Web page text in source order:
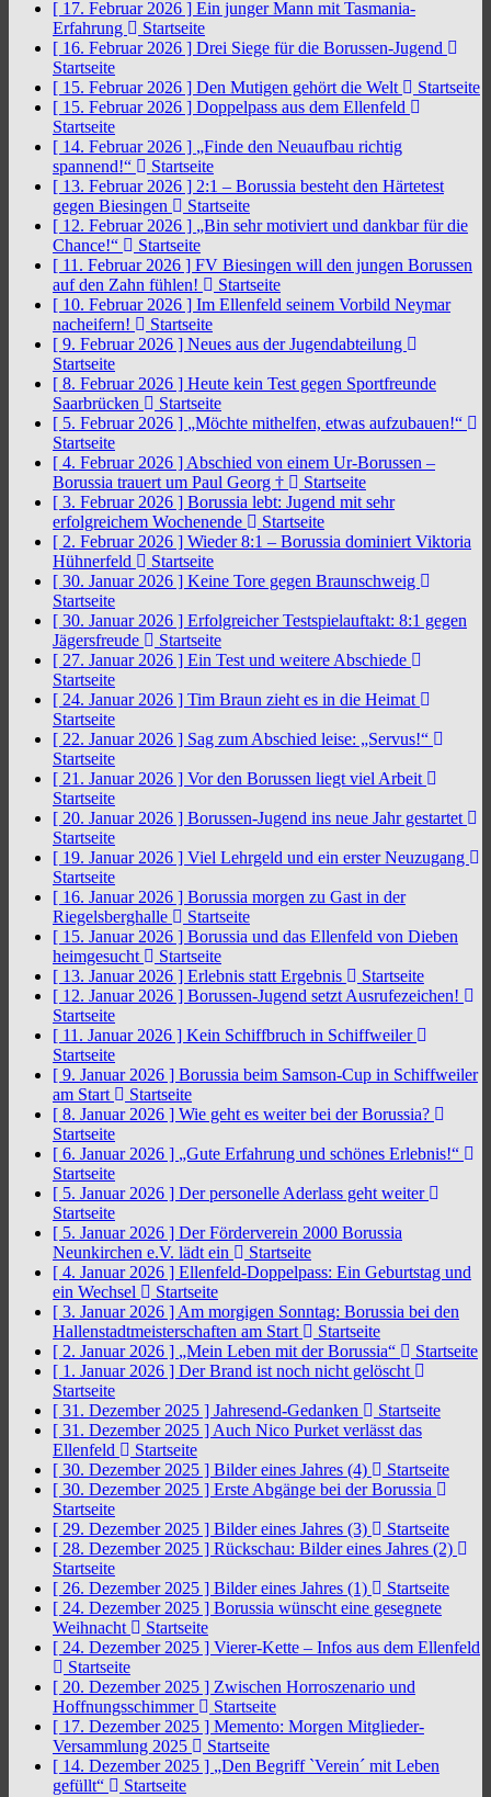
[ 17. Februar 2026 ] Ein junger Mann mit Tasmania-
Erfahrung
Startseite
[ 16. Februar 2026 ] Drei Siege für die Borussen-Jugend
Startseite
[ 15. Februar 2026 ] Den Mutigen gehört die Welt
Startseite
[ 15. Februar 2026 ] Doppelpass aus dem Ellenfeld
Startseite
[ 14. Februar 2026 ] „Finde den Neuaufbau richtig
spannend!“
Startseite
[ 13. Februar 2026 ] 2:1 – Borussia besteht den Härtetest
gegen Biesingen
Startseite
[ 12. Februar 2026 ] „Bin sehr motiviert und dankbar für die
Chance!“
Startseite
[ 11. Februar 2026 ] FV Biesingen will den jungen Borussen
auf den Zahn fühlen!
Startseite
[ 10. Februar 2026 ] Im Ellenfeld seinem Vorbild Neymar
nacheifern!
Startseite
[ 9. Februar 2026 ] Neues aus der Jugendabteilung
Startseite
[ 8. Februar 2026 ] Heute kein Test gegen Sportfreunde
Saarbrücken
Startseite
[ 5. Februar 2026 ] „Möchte mithelfen, etwas aufzubauen!“
Startseite
[ 4. Februar 2026 ] Abschied von einem Ur-Borussen –
Borussia trauert um Paul Georg †
Startseite
[ 3. Februar 2026 ] Borussia lebt: Jugend mit sehr
erfolgreichem Wochenende
Startseite
[ 2. Februar 2026 ] Wieder 8:1 – Borussia dominiert Viktoria
Hühnerfeld
Startseite
[ 30. Januar 2026 ] Keine Tore gegen Braunschweig
Startseite
[ 30. Januar 2026 ] Erfolgreicher Testspielauftakt: 8:1 gegen
Jägersfreude
Startseite
[ 27. Januar 2026 ] Ein Test und weitere Abschiede
Startseite
[ 24. Januar 2026 ] Tim Braun zieht es in die Heimat
Startseite
[ 22. Januar 2026 ] Sag zum Abschied leise: „Servus!“
Startseite
[ 21. Januar 2026 ] Vor den Borussen liegt viel Arbeit
Startseite
[ 20. Januar 2026 ] Borussen-Jugend ins neue Jahr gestartet
Startseite
[ 19. Januar 2026 ] Viel Lehrgeld und ein erster Neuzugang
Startseite
[ 16. Januar 2026 ] Borussia morgen zu Gast in der
Riegelsberghalle
Startseite
[ 15. Januar 2026 ] Borussia und das Ellenfeld von Dieben
heimgesucht
Startseite
[ 13. Januar 2026 ] Erlebnis statt Ergebnis
Startseite
[ 12. Januar 2026 ] Borussen-Jugend setzt Ausrufezeichen!
Startseite
[ 11. Januar 2026 ] Kein Schiffbruch in Schiffweiler
Startseite
[ 9. Januar 2026 ] Borussia beim Samson-Cup in Schiffweiler
am Start
Startseite
[ 8. Januar 2026 ] Wie geht es weiter bei der Borussia?
Startseite
[ 6. Januar 2026 ] „Gute Erfahrung und schönes Erlebnis!“
Startseite
[ 5. Januar 2026 ] Der personelle Aderlass geht weiter
Startseite
[ 5. Januar 2026 ] Der Förderverein 2000 Borussia
Neunkirchen e.V. lädt ein
Startseite
[ 4. Januar 2026 ] Ellenfeld-Doppelpass: Ein Geburtstag und
ein Wechsel
Startseite
[ 3. Januar 2026 ] Am morgigen Sonntag: Borussia bei den
Hallenstadtmeisterschaften am Start
Startseite
[ 2. Januar 2026 ] „Mein Leben mit der Borussia“
Startseite
[ 1. Januar 2026 ] Der Brand ist noch nicht gelöscht
Startseite
[ 31. Dezember 2025 ] Jahresend-Gedanken
Startseite
[ 31. Dezember 2025 ] Auch Nico Purket verlässt das
Ellenfeld
Startseite
[ 30. Dezember 2025 ] Bilder eines Jahres (4)
Startseite
[ 30. Dezember 2025 ] Erste Abgänge bei der Borussia
Startseite
[ 29. Dezember 2025 ] Bilder eines Jahres (3)
Startseite
[ 28. Dezember 2025 ] Rückschau: Bilder eines Jahres (2)
Startseite
[ 26. Dezember 2025 ] Bilder eines Jahres (1)
Startseite
[ 24. Dezember 2025 ] Borussia wünscht eine gesegnete
Weihnacht
Startseite
[ 24. Dezember 2025 ] Vierer-Kette – Infos aus dem Ellenfeld
Startseite
[ 20. Dezember 2025 ] Zwischen Horroszenario und
Hoffnungsschimmer
Startseite
[ 17. Dezember 2025 ] Memento: Morgen Mitglieder-
Versammlung 2025
Startseite
[ 14. Dezember 2025 ] „Den Begriff `Verein´ mit Leben
gefüllt“
Startseite